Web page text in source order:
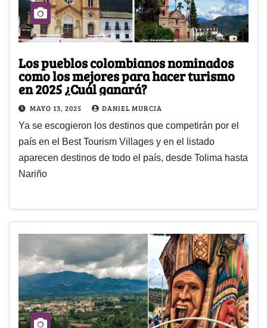
Los pueblos colombianos nominados
como los mejores para hacer turismo
en 2025 ¿Cuál ganará?
MAYO 13, 2025 DANIEL MURCIA
Ya se escogieron los destinos que competirán por el
país en el Best Tourism Villages y en el listado
aparecen destinos de todo el país, desde Tolima hasta
Nariño